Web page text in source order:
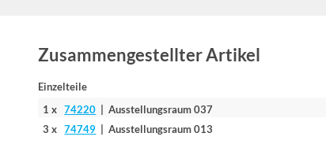
Zusammengestellter Artikel
Einzelteile
1 x74220 | Ausstellungsraum 037
3 x74749 | Ausstellungsraum 013